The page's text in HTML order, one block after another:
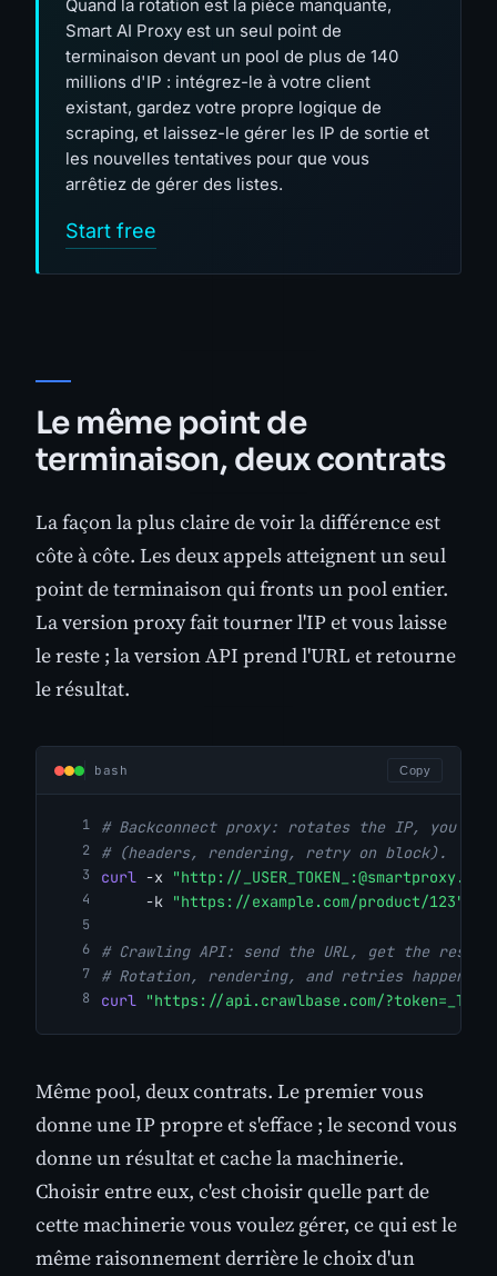
Quand la rotation est la pièce manquante,
Smart AI Proxy est un seul point de
terminaison devant un pool de plus de 140
millions d'IP : intégrez-le à votre client
existant, gardez votre propre logique de
scraping, et laissez-le gérer les IP de sortie et
les nouvelles tentatives pour que vous
arrêtiez de gérer des listes.
Start free
Le même point de
terminaison, deux contrats
La façon la plus claire de voir la différence est
côte à côte. Les deux appels atteignent un seul
point de terminaison qui fronts un pool entier.
La version proxy fait tourner l'IP et vous laisse
le reste ; la version API prend l'URL et retourne
le résultat.
bash Copy
# Backconnect proxy: rotates the IP, you
# (headers, rendering, retry on block).
curl -x "http://
     -k
"https://example.com/product/123"
# Crawling API: send the URL, get the result
# Rotation, rendering, and retries happen
curl "https://api.crawlbase.com/
Même pool, deux contrats. Le premier vous
donne une IP propre et s'efface ; le second vous
donne un résultat et cache la machinerie.
Choisir entre eux, c'est choisir quelle part de
cette machinerie vous voulez gérer, ce qui est le
même raisonnement derrière le choix d'un